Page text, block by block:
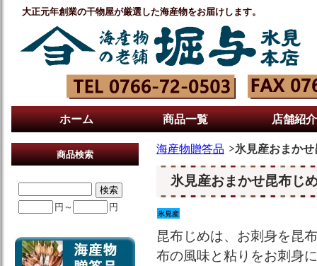
大正元年創業の干物屋が厳選した海産物をお届けします。
ホーム 商品一覧 店舗紹介
海産物贈答品 氷見産おまか
氷見産おまかせ昆布じ
昆布じめは、お刺身を昆
布の風味と粘りをお刺身
商品検索
円～ 円